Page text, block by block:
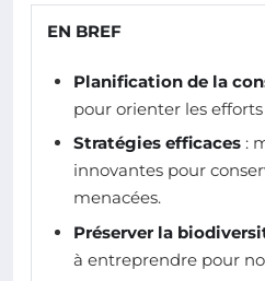
EN BREF
Planification de la
pour orienter les
Stratégies efficaces :
innovantes pour
menacées.
Préserver la
à entreprendre pour